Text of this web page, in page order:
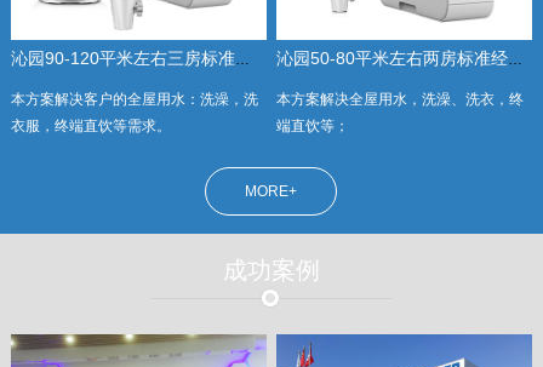
沁园90-120平米左右三房标准套餐
本方案解决客户的全屋用水：洗澡，洗
衣服，终端直饮等需求。
沁园50-80平米左右两房标准经济套餐
本方案解决全屋用水，洗澡、洗衣，终
端直饮等；
MORE+
成功案例